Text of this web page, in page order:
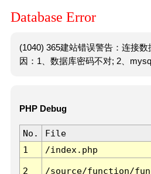
Database Error
(1040) 365建站错误警告：连接
因：1、数据库密码不对; 2、
PHP Debug
No. File
1
/index.php
2 /source/function/